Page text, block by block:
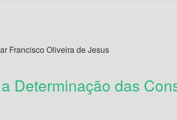
Francisco Oliveira de Jesus
Determinação das